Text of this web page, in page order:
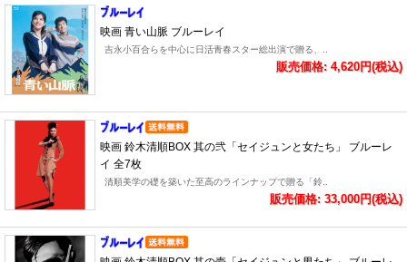
映画 青い山脈 ブルーレイ
吉永小百合らを中心に日活青春スター総出演で贈る、..
販売価格: 4,620円(税込)
映画 鈴木清順BOX 其の弐「セイジュンと女たち」 ブルーレ
イ 全7枚
清順美学の礎を築いた至高のラインナップで贈る「鈴..
販売価格: 33,000円(税込)